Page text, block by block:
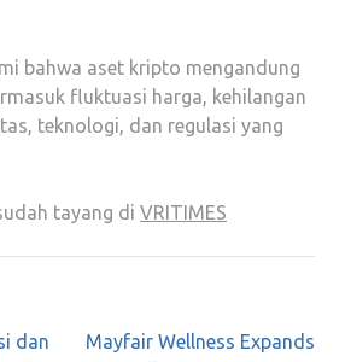
bahwa aset kripto mengandung
fluktuasi harga, kehilangan
teknologi, dan regulasi yang
tayang di VRITIMES
dan
Mayfair Wellness Expands